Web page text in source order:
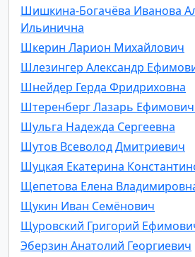
Шишкина-Богачёва Иванова
Ильинична
Шкерин Ларион Михайлович
Шлезингер Александр
Шнейдер Герда Фридриховна
Штеренберг Лазарь
Шульга Надежда Сергеевна
Шутов Всеволод Дмитриевич
Шуцкая Екатерина
Щепетова Елена
Щукин Иван Семёнович
Щуровский Григорий
Эберзин Анатолий Георгиевич